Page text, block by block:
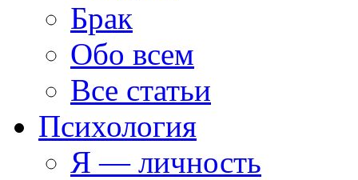
Брак
Обо всем
Все статьи
Психология
Я — личность